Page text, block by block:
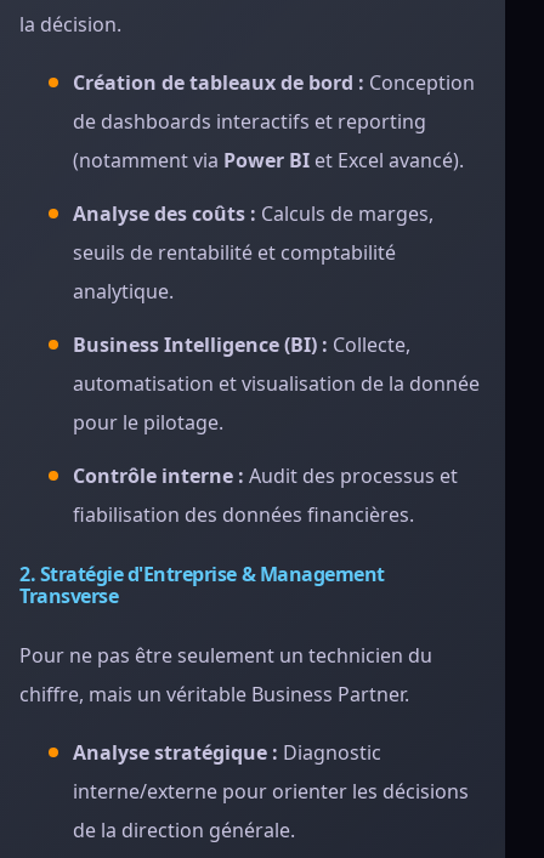
la décision.
Création de tableaux de bord : Conception
de dashboards interactifs et reporting
(notamment via Power BI et Excel avancé).
Analyse des coûts : Calculs de marges,
seuils de rentabilité et comptabilité
analytique.
Business Intelligence (BI) : Collecte,
automatisation et visualisation de la donnée
pour le pilotage.
Contrôle interne : Audit des processus et
fiabilisation des données financières.
2. Stratégie d'Entreprise & Management
Transverse
Pour ne pas être seulement un technicien du
chiffre, mais un véritable Business Partner.
Analyse stratégique : Diagnostic
interne/externe pour orienter les décisions
de la direction générale.